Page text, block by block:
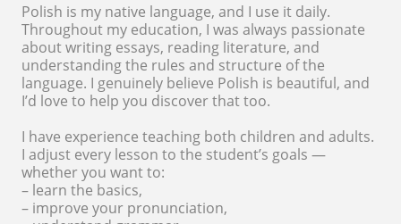
Polish is my native language, and I use it daily.
Throughout my education, I was always passionate
about writing essays, reading literature, and
understanding the rules and structure of the
language. I genuinely believe Polish is beautiful, and
I’d love to help you discover that too.
I have experience teaching both children and adults.
I adjust every lesson to the student’s goals —
whether you want to:
– learn the basics,
– improve your pronunciation,